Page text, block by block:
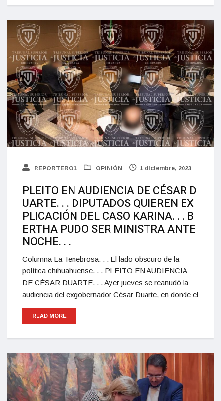
REPORTERO1 OPINIÓN 1 diciembre, 2023
PLEITO EN AUDIENCIA DE CÉSAR D
UARTE. . . DIPUTADOS QUIEREN EX
PLICACIÓN DEL CASO KARINA. . . B
ERTHA PUDO SER MINISTRA ANTE
NOCHE. . .
Columna La Tenebrosa. . . El lado obscuro de la
política chihuahuense. . . PLEITO EN AUDIENCIA
DE CÉSAR DUARTE. . . Ayer jueves se reanudó la
audiencia del exgobernador César Duarte, en donde el
READ MORE